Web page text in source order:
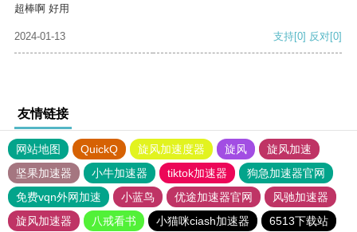
超棒啊 好用
2024-01-13 支持[0] 反对[0]
友情链接
网站地图 QuickQ 旋风加速度器 旋风
旋风加速
坚果加速器
小牛加速器 tiktok加速器
狗急加速器官网
免费vqn外网加速
小蓝鸟 优途加速器官网
风驰加速器
旋风加速器
八戒看书 小猫咪ciash加速器
6513下载站